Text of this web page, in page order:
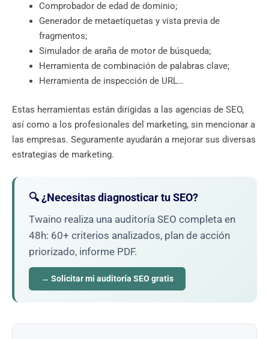
Comprobador de edad de dominio;
Generador de metaetiquetas y vista previa de
fragmentos;
Simulador de araña de motor de búsqueda;
Herramienta de combinación de palabras clave;
Herramienta de inspección de URL…
Estas herramientas están dirigidas a las agencias de SEO,
así como a los profesionales del marketing, sin mencionar a
las empresas. Seguramente ayudarán a mejorar sus diversas
estrategias de marketing.
🔍 ¿Necesitas diagnosticar tu SEO?
Twaino realiza una auditoría SEO completa en
48h: 60+ criterios analizados, plan de acción
priorizado, informe PDF.
→ Solicitar mi auditoría SEO gratis